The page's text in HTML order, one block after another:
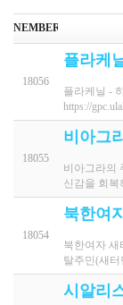
NEMBER
18056
플라케
플라케닐 -
https://
18055
비아그
비아그라의
신감을 회
18054
북한여
북한여자 새
탈주민(새
시알리